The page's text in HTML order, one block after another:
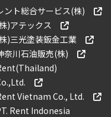
ント総合サービス(株)
)アテックス
)三光塗装鈑金工業
奈川石油販売(株)
Vietnam Co., Ltd.
Rent Indonesia